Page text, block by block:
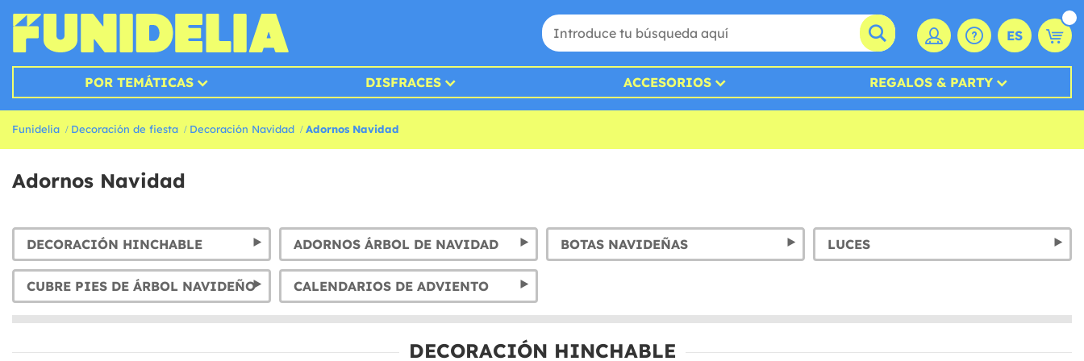
ES
POR TEMÁTICAS DISFRACES ACCESORIOS REGALOS & PARTY
Funidelia Decoración de fiesta Decoración Navidad Adornos Navidad
Adornos Navidad
DECORACIÓN HINCHABLE ADORNOS ÁRBOL DE NAVIDAD BOTAS NAVIDEÑAS LUCES
CUBRE PIES DE ÁRBOL NAVIDEÑO CALENDARIOS DE ADVIENTO
DECORACIÓN HINCHABLE